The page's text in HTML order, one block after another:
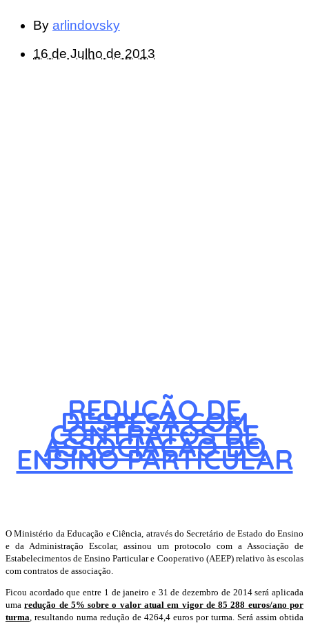
By arlindovsky
16 de Julho de 2013
REDUÇÃO DE
DESPESA COM
CONTRATOS DE
ASSOCIAÇÃO DO
ENSINO PARTICULAR
O Ministério da Educação e Ciência, através do Secretário de Estado do Ensino
e da Administração Escolar, assinou um protocolo com a Associação de
Estabelecimentos de Ensino Particular e Cooperativo (AEEP) relativo às escolas
com contratos de associação.
Ficou acordado que entre 1 de janeiro e 31 de dezembro de 2014 será aplicada
umaredução de 5% sobre o valor atual em vigor de 85 288 euros/ano por
turma , resultando numa redução de 4264,4 euros por turma. Será assim obtida